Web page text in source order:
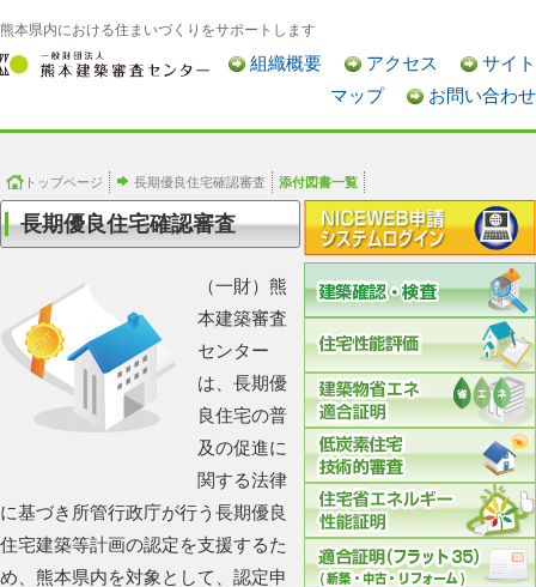
熊本県内における住まいづくりをサポートします
組織概要 アクセス
サイト
マップ
お問い合わせ
トップページ 長期優良住宅確認審査 添付図書一覧
長期優良住宅確認審査
（一財）熊
本建築審査
センター
は、長期優
良住宅の普
及の促進に
関する法律
に基づき所管行政庁が行う長期優良
住宅建築等計画の認定を支援するた
め、熊本県内を対象として、認定申